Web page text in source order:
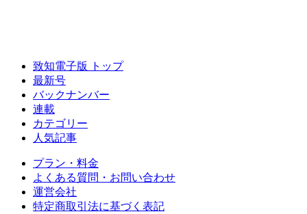
致知電子版 トップ
最新号
バックナンバー
連載
カテゴリー
人気記事
プラン・料金
よくある質問・お問い合わせ
運営会社
特定商取引法に基づく表記